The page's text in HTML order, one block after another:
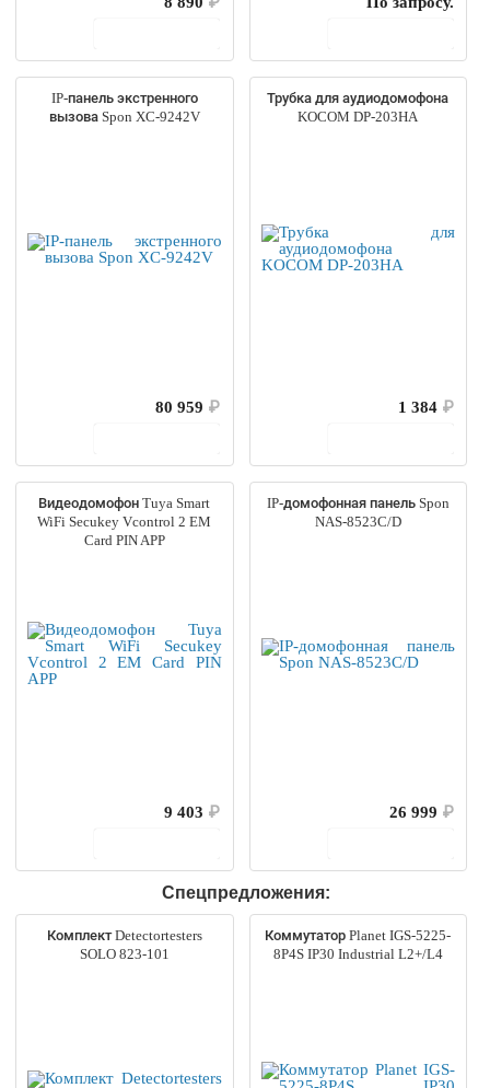
IP-панель экстренного
вызова Spon XC-9242V
80 959 ₽
Трубка для аудиодомофона
KOCOM DP-203HA
1 384 ₽
Видеодомофон Tuya Smart
WiFi Secukey Vcontrol 2 EM
Card PIN APP
9 403 ₽
IP-домофонная панель Spon
NAS-8523C/D
26 999 ₽
Спецпредложения:
Комплект Detectortesters
SOLO 823-101
Коммутатор Planet IGS-5225-
8P4S IP30 Industrial L2+/L4